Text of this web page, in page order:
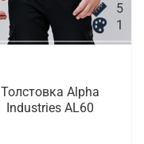
5
1
Толстовка Alpha
Industries AL60